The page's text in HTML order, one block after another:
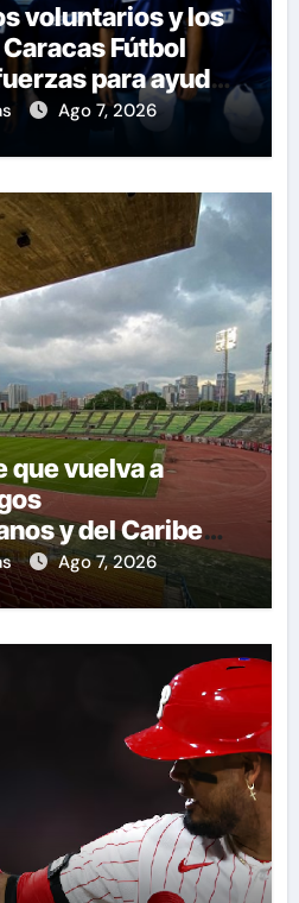
voluntarios y los
Fútbol
para ayudar
Venezuela
Ago 7, 2026
que vuelva a
y del Caribe
añosAgo 7, 2026